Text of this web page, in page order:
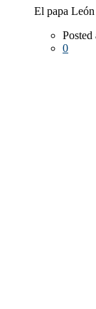
El papa
Posted
0